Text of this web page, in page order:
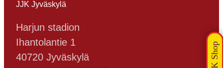
JJK Jyväskylä
Harjun stadion
Ihantolantie 1
40720 Jyväskylä